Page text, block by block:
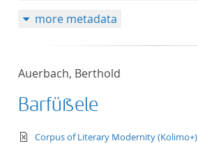
more metadata
Auerbach, Berthold
Barfüßele
text/xml
Corpus of Literary Modernity (Kolimo+)